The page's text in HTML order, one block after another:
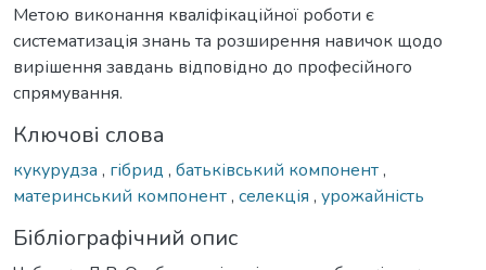
Метою виконання кваліфікаційної роботи є
систематизація знань та розширення навичок щодо
вирішення завдань відповідно до професійного
спрямування.
Ключові слова
кукурудза , гібрид , батьківський компонент,
материнський компонент, селекція , урожайність
Бібліографічний опис